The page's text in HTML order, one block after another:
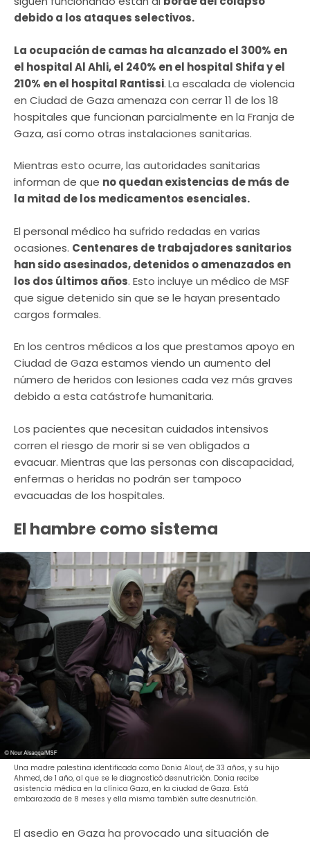
debido a los ataques selectivos.
La ocupación de camas ha alcanzado el 300% en
el hospital Al Ahli, el 240% en el hospital Shifa y el
210% en el hospital Rantissi.La escalada de violencia
en Ciudad de Gaza amenaza con cerrar 11 de los 18
hospitales que funcionan parcialmente en la Franja de
Gaza, así como otras instalaciones sanitarias.
Mientras esto ocurre, las autoridades sanitarias
informan de que no quedan existencias de más de
la mitad de los medicamentos esenciales.
El personal médico ha sufrido redadas en varias
ocasiones. Centenares de trabajadores sanitarios
han sido asesinados, detenidos o amenazados en
los dos últimos años. Esto incluye un médico de MSF
que sigue detenido sin que se le hayan presentado
cargos formales.
En los centros médicos a los que prestamos apoyo en
Ciudad de Gaza estamos viendo un aumento del
número de heridos con lesiones cada vez más graves
debido a esta catástrofe humanitaria.
Los pacientes que necesitan cuidados intensivos
corren el riesgo de morir si se ven obligados a
evacuar. Mientras que las personas con discapacidad,
enfermas o heridas no podrán ser tampoco
evacuadas de los hospitales.
El hambre como sistema
Una madre palestina identificada como Donia Alouf, de 33 años, y su hijo
Ahmed, de 1 año, al que se le diagnosticó desnutrición. Donia recibe
asistencia médica en la clínica Gaza, en la ciudad de Gaza. Está
embarazada de 8 meses y ella misma también sufre desnutrición.
El asedio en Gaza ha provocado una situación de